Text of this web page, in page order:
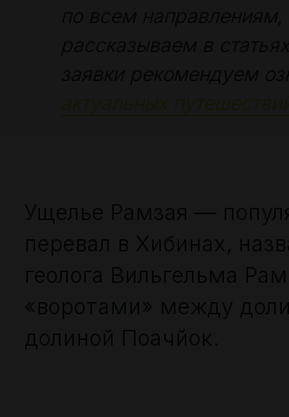
по всем направлениям,
рассказываем в
заявки рекомендуем
Ущелье Рамзая —
перевал в Хибинах,
геолога Вильгельма
«воротами» между
долиной Поачйок.